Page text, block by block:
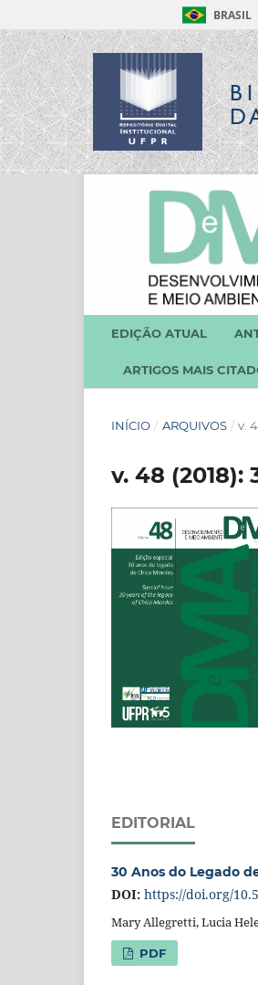
BRASIL
EDIÇÃO ATUAL
ARTIGOS MAIS
INÍCIO / ARQUIVOS / v.
v. 48
EDITORIAL
30 Anos do Legado
DOI: https://doi.org/
Mary Allegretti, Lucia
PDF